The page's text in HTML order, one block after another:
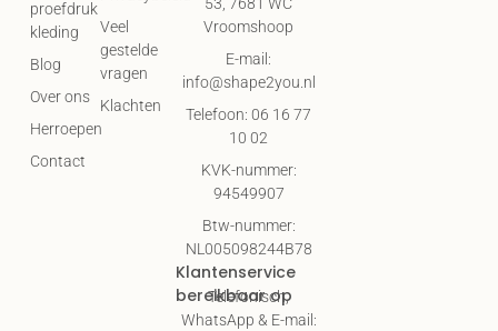
Veel
gestelde
vragen
Klachten
proefdruk
kleding
Blog
Over ons
Herroepen
Contact
53, 7681 WC
Vroomshoop
E-mail:
info@shape2you.nl
Telefoon: 06 16 77
10 02
KVK-nummer:
94549907
Btw-nummer:
NL005098244B78
Klantenservice
bereikbaar op
Telefonisch,
WhatsApp & E-mail: